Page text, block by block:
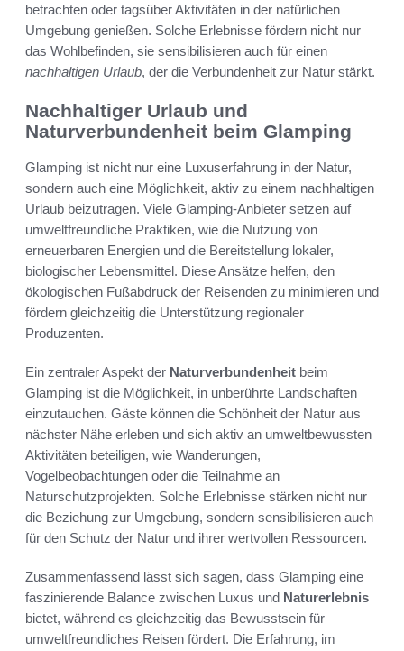
betrachten oder tagsüber Aktivitäten in der natürlichen
Umgebung genießen. Solche Erlebnisse fördern nicht nur
das Wohlbefinden, sie sensibilisieren auch für einen
nachhaltigen Urlaub, der die Verbundenheit zur Natur stärkt.
Nachhaltiger Urlaub und
Naturverbundenheit beim Glamping
Glamping ist nicht nur eine Luxuserfahrung in der Natur,
sondern auch eine Möglichkeit, aktiv zu einem nachhaltigen
Urlaub beizutragen. Viele Glamping-Anbieter setzen auf
umweltfreundliche Praktiken, wie die Nutzung von
erneuerbaren Energien und die Bereitstellung lokaler,
biologischer Lebensmittel. Diese Ansätze helfen, den
ökologischen Fußabdruck der Reisenden zu minimieren und
fördern gleichzeitig die Unterstützung regionaler
Produzenten.
Ein zentraler Aspekt der Naturverbundenheit beim
Glamping ist die Möglichkeit, in unberührte Landschaften
einzutauchen. Gäste können die Schönheit der Natur aus
nächster Nähe erleben und sich aktiv an umweltbewussten
Aktivitäten beteiligen, wie Wanderungen,
Vogelbeobachtungen oder die Teilnahme an
Naturschutzprojekten. Solche Erlebnisse stärken nicht nur
die Beziehung zur Umgebung, sondern sensibilisieren auch
für den Schutz der Natur und ihrer wertvollen Ressourcen.
Zusammenfassend lässt sich sagen, dass Glamping eine
faszinierende Balance zwischen Luxus und Naturerlebnis
bietet, während es gleichzeitig das Bewusstsein für
umweltfreundliches Reisen fördert. Die Erfahrung, im